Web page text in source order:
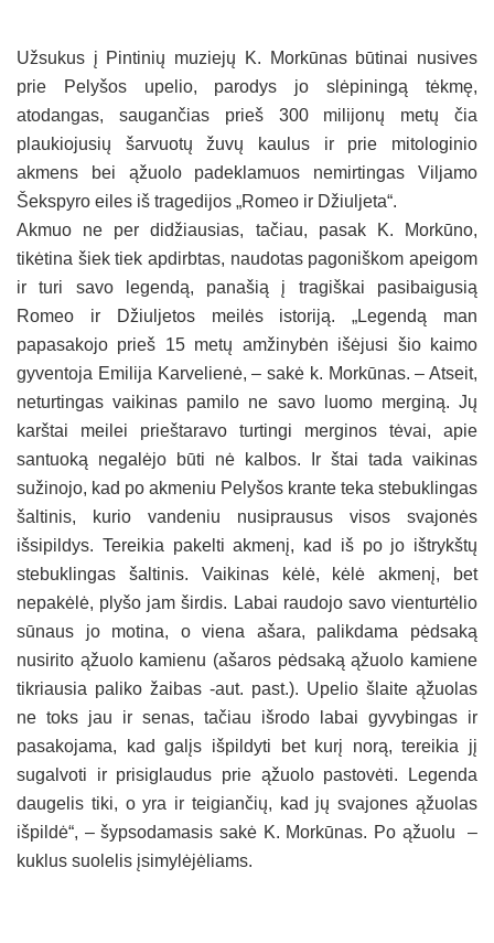
Užsukus į Pintinių muziejų K. Morkūnas būtinai nusives
prie Pelyšos upelio, parodys jo slėpiningą tėkmę,
atodangas, saugančias prieš 300 milijonų metų čia
plaukiojusių šarvuotų žuvų kaulus ir prie mitologinio
akmens bei ąžuolo padeklamuos nemirtingas Viljamo
Šekspyro eiles iš tragedijos „Romeo ir Džiuljeta“.
Akmuo ne per didžiausias, tačiau, pasak K. Morkūno,
tikėtina šiek tiek apdirbtas, naudotas pagoniškom apeigom
ir turi savo legendą, panašią į tragiškai pasibaigusią
Romeo ir Džiuljetos meilės istoriją. „Legendą man
papasakojo prieš 15 metų amžinybėn išėjusi šio kaimo
gyventoja Emilija Karvelienė, – sakė k. Morkūnas. – Atseit,
neturtingas vaikinas pamilo ne savo luomo merginą. Jų
karštai meilei prieštaravo turtingi merginos tėvai, apie
santuoką negalėjo būti nė kalbos. Ir štai tada vaikinas
sužinojo, kad po akmeniu Pelyšos krante teka stebuklingas
šaltinis, kurio vandeniu nusiprausus visos svajonės
išsipildys. Tereikia pakelti akmenį, kad iš po jo ištrykštų
stebuklingas šaltinis. Vaikinas kėlė, kėlė akmenį, bet
nepakėlė, plyšo jam širdis. Labai raudojo savo vienturtėlio
sūnaus jo motina, o viena ašara, palikdama pėdsaką
nusirito ąžuolo kamienu (ašaros pėdsaką ąžuolo kamiene
tikriausia paliko žaibas -aut. past.). Upelio šlaite ąžuolas
ne toks jau ir senas, tačiau išrodo labai gyvybingas ir
pasakojama, kad galįs išpildyti bet kurį norą, tereikia jį
sugalvoti ir prisiglaudus prie ąžuolo pastovėti. Legenda
daugelis tiki, o yra ir teigiančių, kad jų svajones ąžuolas
išpildė“, – šypsodamasis sakė K. Morkūnas. Po ąžuolu –
kuklus suolelis įsimylėjėliams.